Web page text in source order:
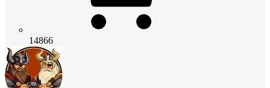
14866